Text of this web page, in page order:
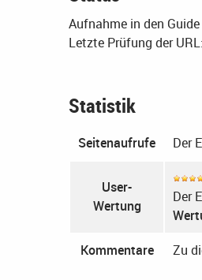
Aufnahme in den
Letzte Prüfung der
Statistik
Seitenaufrufe Der
User-
Wertung
Der
Kommentare
Zu